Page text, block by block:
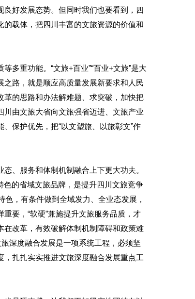
好发展态势。但同时我们也要看到，四
载体，把四川丰富的文旅资源的价值和
多重功能。“文旅+百业”“百业+文旅”是大
路，就是顺应高质量发展新要求和人民
的思路和办法解难题、求突破，加快把
由文旅大省向文旅强省迈进、文旅产业
保护优先，把“以文塑旅、以旅彰文”作
、服务和体制机制融合上下更大功夫。
色的省域文旅品牌，是提升四川文旅竞争
，有条件做到全域发力、全业态发展，
要，“软硬”兼施提升文旅服务品质，才
改革，有效破解体制机制障碍和政策难
深度融合发展是一项系统工程，必须坚
扎扎实实推进文旅深度融合发展重点工